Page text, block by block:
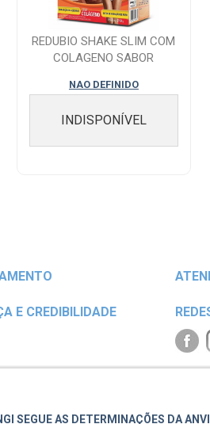
REDUBIO SHAKE SLIM COM
COLAGENO SABOR
NAO DEFINIDO
INDISPONÍVEL
E CREDIBILIDADE
SEGUE AS DETERMINAÇÕES DA